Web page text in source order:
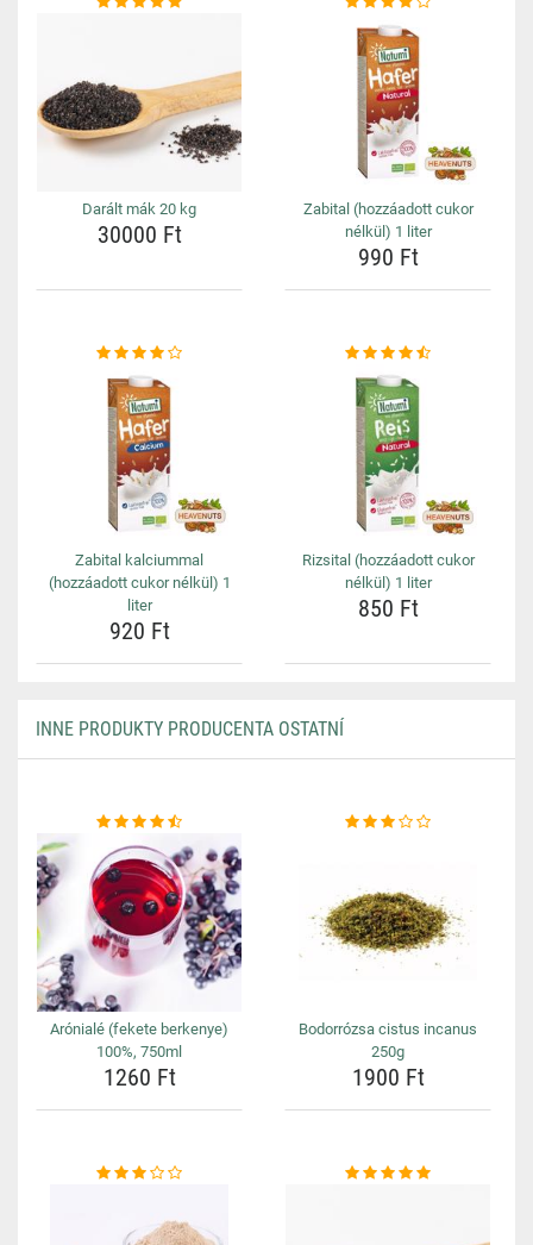
Darált mák 20 kg
30000 Ft
Zabital (hozzáadott cukor
nélkül) 1 liter
990 Ft
Zabital kalciummal
(hozzáadott cukor nélkül) 1
liter
920 Ft
Rizsital (hozzáadott cukor
nélkül) 1 liter
850 Ft
INNE PRODUKTY PRODUCENTA OSTATNÍ
Arónialé (fekete berkenye)
100%, 750ml
1260 Ft
Bodorrózsa cistus incanus
250g
1900 Ft